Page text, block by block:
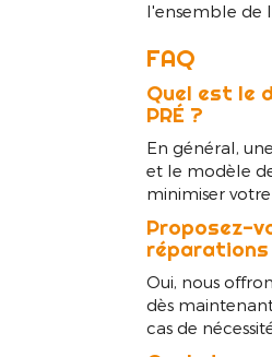
l'ensemble de
FAQ
Quel est le
PRÉ ?
En général,
et le modèle
minimiser
Proposez-
réparations
Oui, nous
dès
cas de